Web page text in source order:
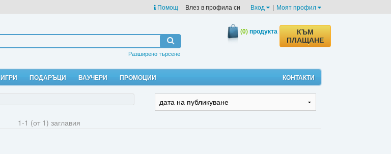
Помощ Влез в профила си Вход | Моят профил
Разширено търсене
(0)продукта
КЪМ
ПЛАЩАНЕ
ИГРИ ПОДАРЪЦИ ВАУЧЕРИ ПРОМОЦИИ КОНТАКТИ
1-1 (от 1) заглавия